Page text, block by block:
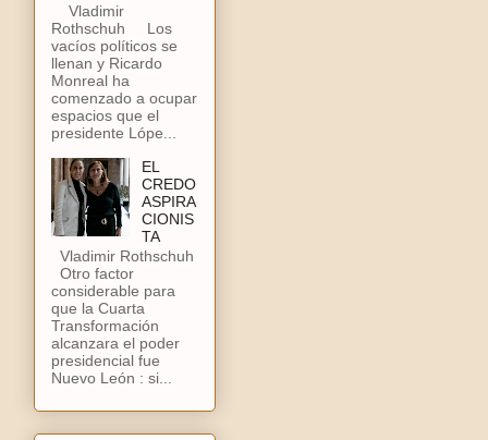
Vladimir
Rothschuh Los
vacíos políticos se
llenan y Ricardo
Monreal ha
comenzado a ocupar
espacios que el
presidente Lópe...
EL
CREDO
ASPIRA
CIONIS
TA
Vladimir Rothschuh
Otro factor
considerable para
que la Cuarta
Transformación
alcanzara el poder
presidencial fue
Nuevo León : si...